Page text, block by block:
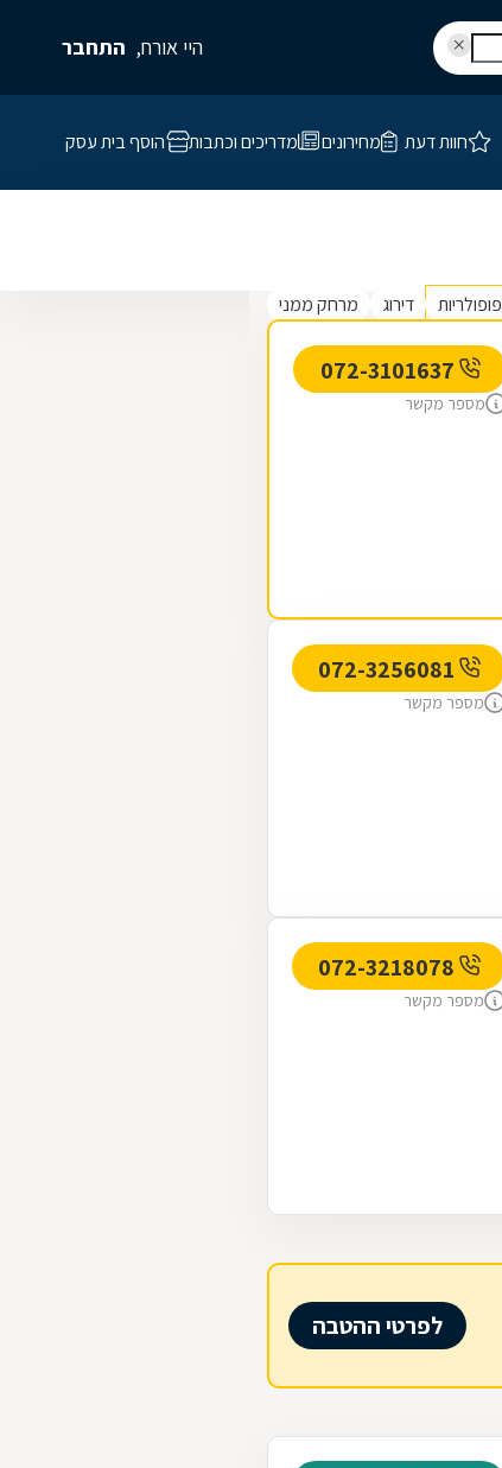
היי אורח, התחבר
חוות דעת מחירונים מדריכים וכתבות הוסף בית עסק
פופולריות דירוג מרחק ממני
מספר מקשר
מספר מקשר
מספר מקשר
לפרטי ההטבה